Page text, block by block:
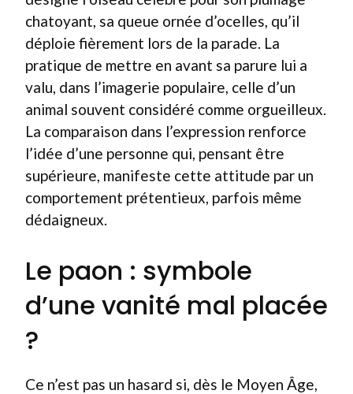
chatoyant, sa queue ornée d’ocelles, qu’il
déploie fièrement lors de la parade. La
pratique de mettre en avant sa parure lui a
valu, dans l’imagerie populaire, celle d’un
animal souvent considéré comme orgueilleux.
La comparaison dans l’expression renforce
l’idée d’une personne qui, pensant être
supérieure, manifeste cette attitude par un
comportement prétentieux, parfois même
dédaigneux.
Le paon : symbole
d’une vanité mal placée
?
Ce n’est pas un hasard si, dès le Moyen Âge,